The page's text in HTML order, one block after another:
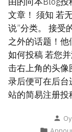
文章！ 须知 若
说”分类。 接受
之外的话题！他
如何投稿 若您
击右上角的头
录后便可在后台
站的简易注册投
by
Posted